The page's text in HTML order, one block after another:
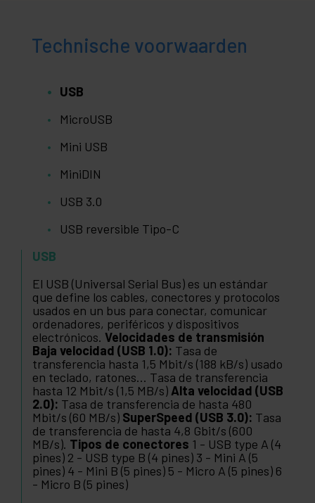
Technische voorwaarden
USB
MicroUSB
Mini USB
MiniDIN
USB 3.0
USB reversible Tipo-C
USB
El USB (Universal Serial Bus) es un estándar
que define los cables, conectores y protocolos
usados en un bus para conectar, comunicar
ordenadores, periféricos y dispositivos
electrónicos. Velocidades de transmisión
Baja velocidad (USB 1.0): Tasa de
transferencia hasta 1,5 Mbit/s (188 kB/s) usado
en teclado, ratones... Tasa de transferencia
hasta 12 Mbit/s (1,5 MB/s) Alta velocidad (USB
2.0): Tasa de transferencia de hasta 480
Mbit/s (60 MB/s) SuperSpeed (USB 3.0): Tasa
de transferencia de hasta 4,8 Gbit/s (600
MB/s). Tipos de conectores 1 - USB type A (4
pines) 2 - USB type B (4 pines) 3 - Mini A (5
pines) 4 - Mini B (5 pines) 5 - Micro A (5 pines) 6
- Micro B (5 pines)